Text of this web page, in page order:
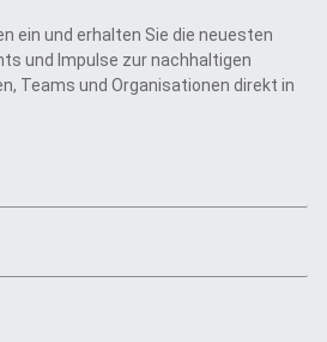
ein und erhalten Sie die neuesten
und Impulse zur nachhaltigen
Teams und Organisationen direkt in